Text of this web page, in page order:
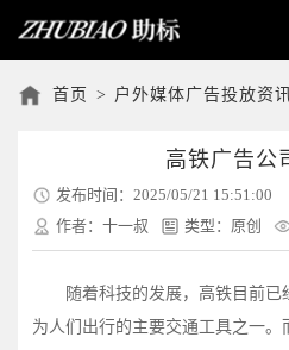
首页 > 户外媒体广告投放资
高铁广告公
发布时间：2025/05/21 15:51:00
作者：十一叔
类型：原创
随着科技的发展，高铁目前
为人们出行的主要交通工具之一